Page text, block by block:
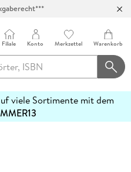
Filiale Konto Merkzettel Warenkorb
viele Sortimente mit dem